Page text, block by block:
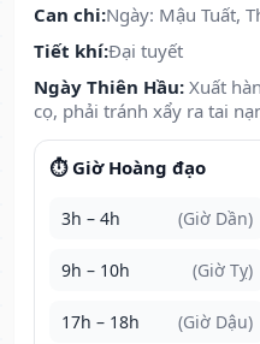
Can chi:Ngày: Mậu Tuất,
Tiết khí:Đại tuyết
Ngày Thiên Hầu: Xuất
cọ, phải tránh xẩy ra tai
⏱️ Giờ Hoàng đạo
3h – 4h (Giờ Dần)
9h – 10h (Giờ Tỵ)
17h – 18h (Giờ Dậu)